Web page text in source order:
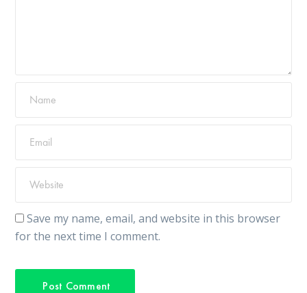
Save my name, email, and website in this browser
for the next time I comment.